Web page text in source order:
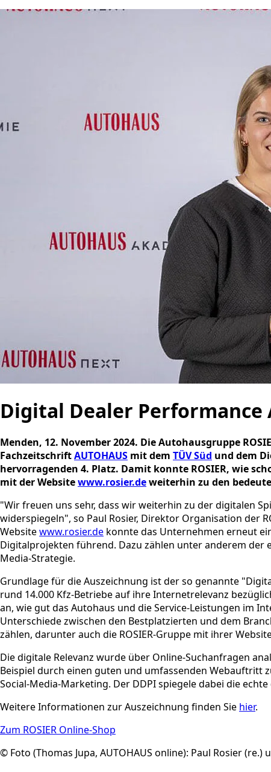
Digital Dealer Performance
Menden, 12. November 2024. Die Autohausgruppe
FachzeitschriftAUTOHAUS mit dem TÜV Süd und dem
hervorragenden 4. Platz. Damit konnte ROSIER, wie
mit der Websitewww.rosier.deweiterhin zu den
"Wir freuen uns sehr, dass wir weiterhin zu der digitalen
widerspiegeln", so Paul Rosier, Direktor Organisation der
Websitewww.rosier.de konnte das Unternehmen erneut
Digitalprojekten führend. Dazu zählen unter anderem der
Media-Strategie.
Grundlage für die Auszeichnung ist der so genannte
rund 14.000 Kfz-Betriebe auf ihre Internetrelevanz
an, wie gut das Autohaus und die Service-Leistungen im
Unterschiede zwischen den Bestplatzierten und dem
zählen, darunter auch die ROSIER-Gruppe mit ihrer
Die digitale Relevanz wurde über Online-Suchanfragen
Beispiel durch einen guten und umfassenden Webauftritt
Social-Media-Marketing. Der DDPI spiegele dabei die
Weitere Informationen zur Auszeichnung finden Sie hier.
Zum ROSIER Online-Shop
© Foto (Thomas Jupa, AUTOHAUS online): Paul Rosier